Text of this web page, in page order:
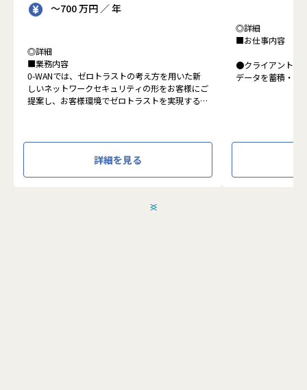
～700 万円 ／ 年
◎詳細
■業務内容
0-WANでは、ゼロトラストの考え方を用いた新
しいネットワークセキュリティの形をお客様にご
提案し、お客様環境でゼロトラストを実現するた
本求人で採用する方には、テクニカルサポートや
エンジニアとしての高いスキルに加えて、チャレ
詳細を見る
◎詳細
■お仕事内容
●クライアントの
データを蓄積・加
って頂きます。
＜
＞